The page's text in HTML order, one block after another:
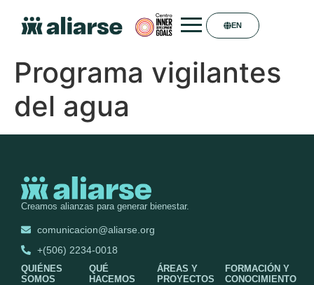
EN
Programa vigilantes
del agua
Creamos alianzas para generar bienestar.
comunicacion@aliarse.org
+(506) 2234-0018
QUIÉNES
SOMOS
QUÉ
HACEMOS
ÁREAS Y
PROYECTOS
FORMACIÓN Y
CONOCIMIENTO